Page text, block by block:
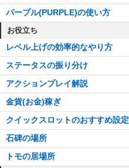
パープル(PURPLE)の使い方
お役立ち
レベル上げの効率的なやり方
ステータスの振り分け
アクションプレイ解説
金貨(お金)稼ぎ
クイックスロットのおすすめ設定
石碑の場所
トモの居場所